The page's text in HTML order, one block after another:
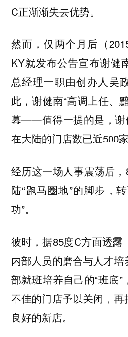
C正渐渐失去优势。
然而，仅两个月后（
KY就发布公告宣布谢健
总经理一职由创办人吴
此，谢健南“高调上任、
幕——值得一提的是，谢
在大陆的门店数已近500家
经历这一场人事震荡后
陆“跑马圈地”的脚步，
功”。
彼时，据85度C方面透露
内部人员的磨合与人才
部就班培养自己的“班底
不佳的门店予以关闭，
良好的新店。